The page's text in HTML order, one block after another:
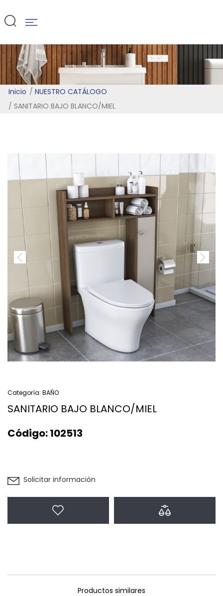
BLANCO/
Inicio
NUESTRO CATÁLOGO
SANITARIO BAJO BLANCO/MIEL
Categoría: BAÑO
SANITARIO BAJO BLANCO/MIEL
Código:102513
Solicitar información
Productos similares